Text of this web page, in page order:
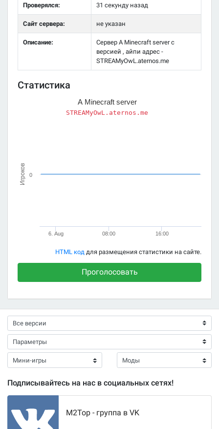
Проверялся: 31 секунду назад
Сайт сервера: не указан
Описание:
Сервер A Minecraft server с
версией , айпи адрес -
STREAMyOwL.aternos.me
Статистика
Игроков
A Minecraft server
STREAMyOwL.aternos.me
6. Aug 08:00 16:00
0
HTML код для размещения статистики на сайте.
Проголосовать
Подписывайтесь на нас в социальных сетях!
M2Top - группа в VK